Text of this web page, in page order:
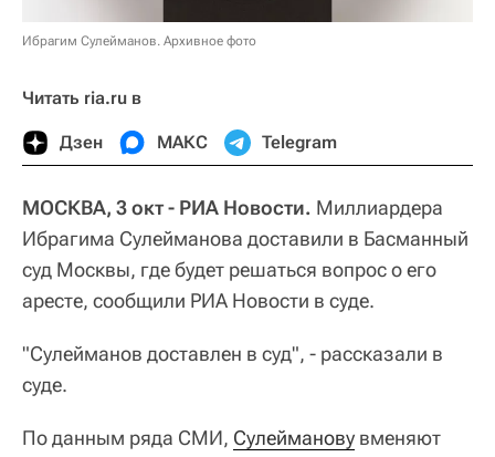
Ибрагим Сулейманов. Архивное фото
Читать ria.ru в
Дзен МАКС Telegram
МОСКВА, 3 окт - РИА Новости. Миллиардера
Ибрагима Сулейманова доставили в Басманный
суд Москвы, где будет решаться вопрос о его
аресте, сообщили РИА Новости в суде.
"Сулейманов доставлен в суд", - рассказали в
суде.
По данным ряда СМИ, Сулейманову вменяют